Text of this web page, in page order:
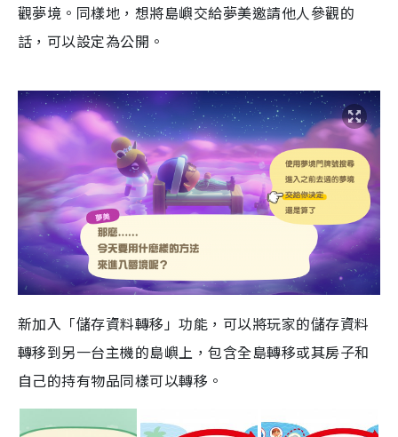
觀夢境。同樣地，想將島嶼交給夢美邀請他人參觀的
話，可以設定為公開。
新加入「儲存資料轉移」功能，可以將玩家的儲存資料
轉移到另一台主機的島嶼上 ，包含全島轉移或其房子和
自己的持有物品同樣可以轉移。